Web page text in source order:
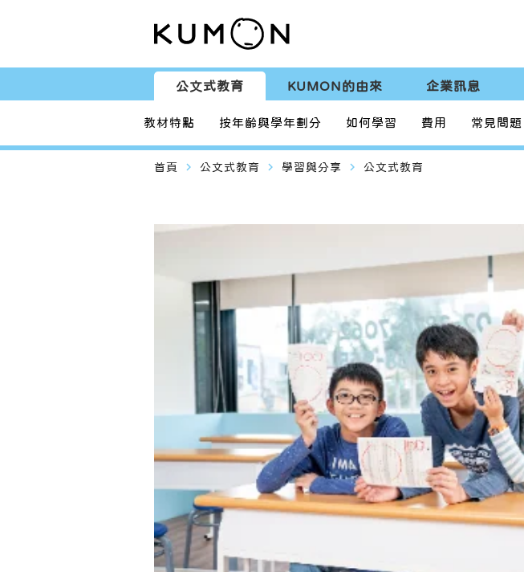
公文式教育 KUMON的由來 企業訊息
教材特點 按年齡與學年劃分 如何學習 費用 常見問題
首頁 navigate_next 公文式教育 navigate_next 學習與分享 navigate_next 公文式教育